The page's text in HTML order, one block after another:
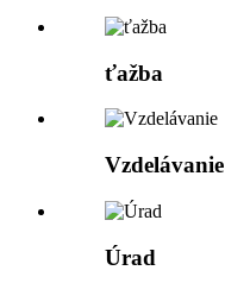
ťažba
Vzdelávanie
Úrad